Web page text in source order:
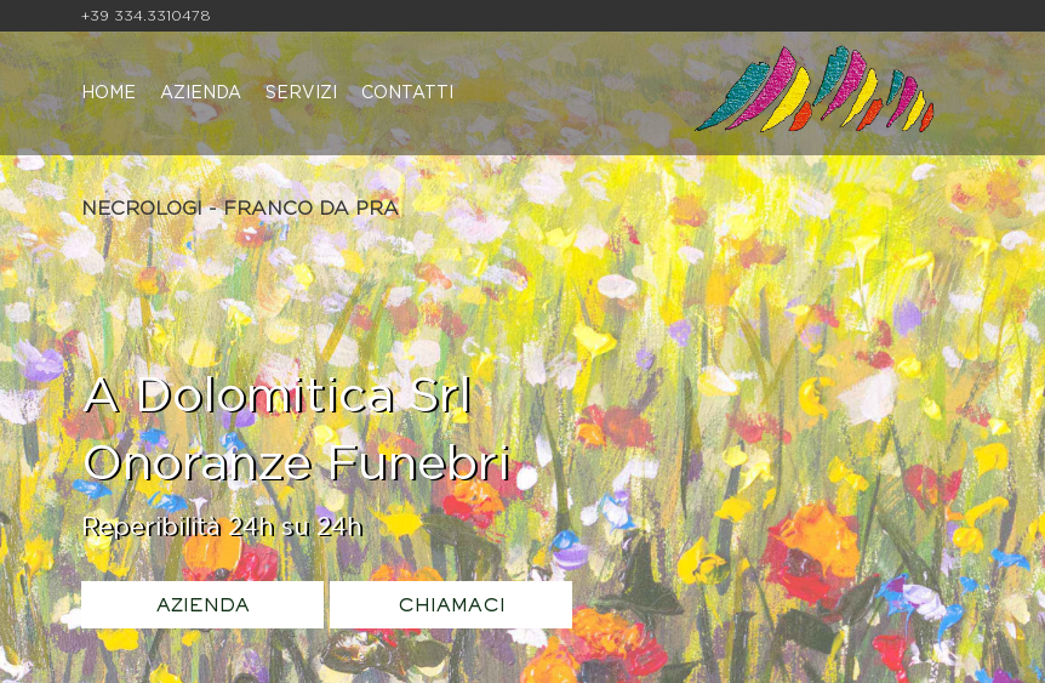
+39 334.3310478
HOME AZIENDA SERVIZI CONTATTI
A Dolomitica Srl
Onoranze Funebri
Reperibilità 24h su 24h
AZIENDA CHIAMACI
NECROLOGI - FRANCO DA PRA